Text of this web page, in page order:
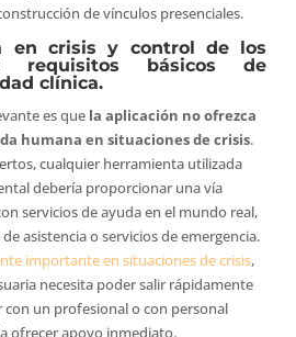
de vínculos presenciales.
en crisis y control de los
requisitos básicos de
clínica.
es que la aplicación no ofrezca
humana en situaciones de crisis.
cualquier herramienta utilizada
debería proporcionar una vía
servicios de ayuda en el mundo real,
asistencia o servicios de emergencia.
importante en situaciones de crisis,
necesita poder salir rápidamente
con un profesional o con personal
ofrecer apoyo inmediato.